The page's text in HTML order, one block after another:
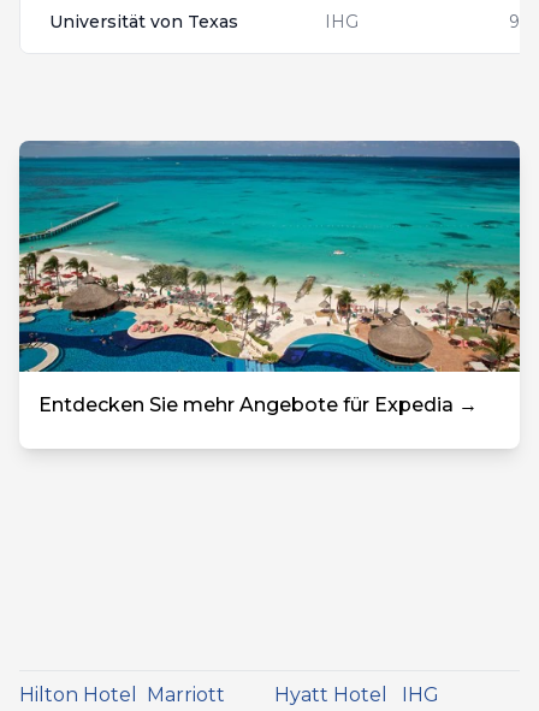
Universität von Texas IHG
Entdecken Sie mehr Angebote für Expedia →
Hilton Hotel
Marriott
Hyatt Hotel
IHG